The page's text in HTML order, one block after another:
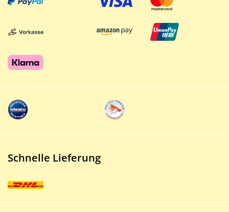
Schnelle Lieferung